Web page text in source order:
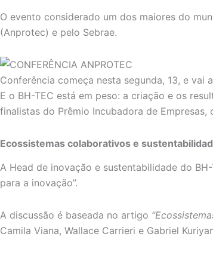
O evento considerado um dos maiores do
(Anprotec) e pelo Sebrae.
Conferência começa nesta segunda, 13, e vai
E o BH-TEC está em peso: a criação e os
finalistas do Prêmio Incubadora de
Ecossistemas colaborativos e
A Head de inovação e sustentabilidade do
para a inovação”.
A discussão é baseada no artigo
Camila Viana, Wallace Carrieri e Gabriel